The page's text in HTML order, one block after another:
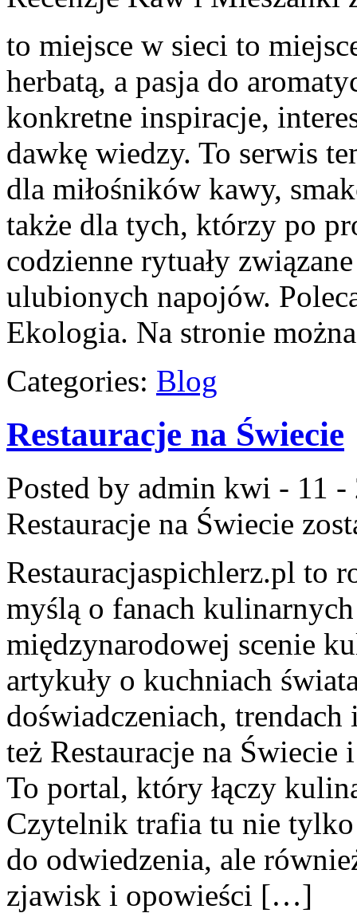
to miejsce w sieci to
herbatą, a pasja do
konkretne inspiracje,
dawkę wiedzy. To serwis
dla miłośników kawy,
także dla tych, którzy po
codzienne rytuały
ulubionych napojów.
Ekologia. Na stronie
Categories: Blog
Restauracje na Świecie
Posted by admin kwi - 11 -
Restauracje na Świecie
Restauracjaspichlerz.pl to
myślą o fanach
międzynarodowej scenie
artykuły o kuchniach
doświadczeniach,
też Restauracje na
To portal, który łączy
Czytelnik trafia tu nie tylko
do odwiedzenia, ale
zjawisk i opowieści […]